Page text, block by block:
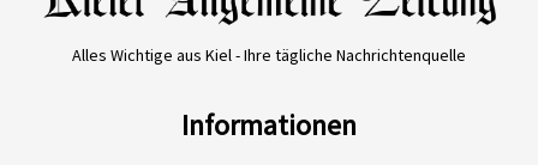
Alles Wichtige aus Kiel - Ihre tägliche Nachrichtenquelle
Informationen